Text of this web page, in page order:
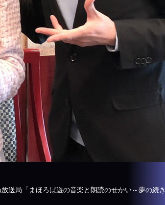
送局「まほろば遊の音楽と朗読のせかい～夢の続き